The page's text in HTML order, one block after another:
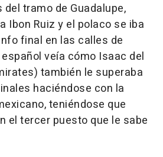
tramo de Guadalupe,
Ibon Ruiz y el polaco se iba
final en las calles de
veía cómo Isaac del
también le superaba
haciéndose con la
teniéndose que
el tercer puesto que le sabe